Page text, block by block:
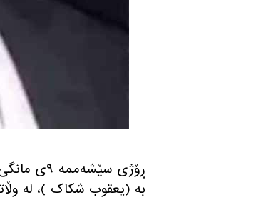
ڕۆژی سێشه‌ممه‌ ٩ی مانگی سه‌رماوه‌ز، پێشمەرگەی دێرینی کۆمەڵە ھاوڕێ یه‌عقوب موشتاق
بە (یعقوب شکاک )، لە